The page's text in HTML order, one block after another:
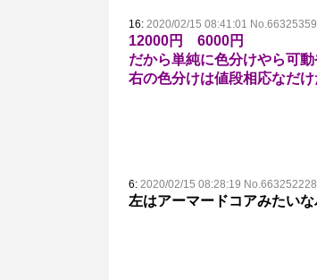
16: 2020/02/15 08:41:01
12000円 6000円
だから単純に色分けやら可
右の色分けは値段相応なだけ
6: 2020/02/15 08:28:19 No.663252228
左はアーマードコアみたい